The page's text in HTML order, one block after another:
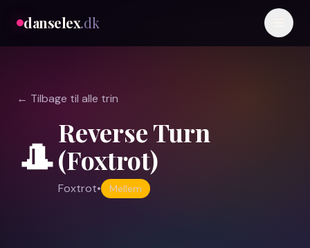
danselex.dk
← Tilbage til alle trin
🎩Reverse Turn
(Foxtrot)
Foxtrot• Mellem